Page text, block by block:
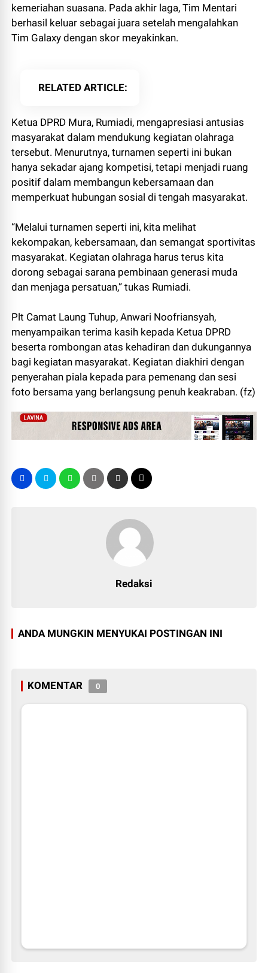
kemeriahan suasana. Pada akhir laga, Tim Mentari
berhasil keluar sebagai juara setelah mengalahkan
Tim Galaxy dengan skor meyakinkan.
RELATED ARTICLE
Ketua DPRD Mura, Rumiadi, mengapresiasi antusias
masyarakat dalam mendukung kegiatan olahraga
tersebut. Menurutnya, turnamen seperti ini bukan
hanya sekadar ajang kompetisi, tetapi menjadi ruang
positif dalam membangun kebersamaan dan
memperkuat hubungan sosial di tengah masyarakat.
“Melalui turnamen seperti ini, kita melihat
kekompakan, kebersamaan, dan semangat sportivitas
masyarakat. Kegiatan olahraga harus terus kita
dorong sebagai sarana pembinaan generasi muda
dan menjaga persatuan,” tukas Rumiadi.
Plt Camat Laung Tuhup, Anwari Noofriansyah,
menyampaikan terima kasih kepada Ketua DPRD
beserta rombongan atas kehadiran dan dukungannya
bagi kegiatan masyarakat. Kegiatan diakhiri dengan
penyerahan piala kepada para pemenang dan sesi
foto bersama yang berlangsung penuh keakraban. (fz)
Redaksi
ANDA MUNGKIN MENYUKAI POSTINGAN INI
KOMENTAR 0